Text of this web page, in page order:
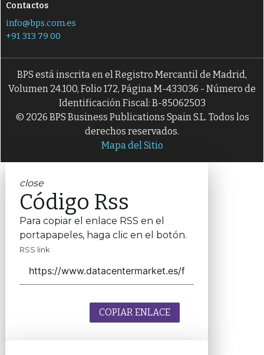
Contactos
info@bps.com.es
+91 313 79 00
BPS está inscrita en el Registro Mercantil de Madrid,
Volumen 24.100, Folio 172, Página M-433036 - Número de
Identificación Fiscal: B-85062503
© 2026 BPS Business Publications Spain S.L. Todos los
derechos reservados.
Mapa del Sitio
close
Código Rss
Para copiar el enlace RSS en el
portapapeles, haga clic en el botón.
RSS link
COPIAR ENLACE